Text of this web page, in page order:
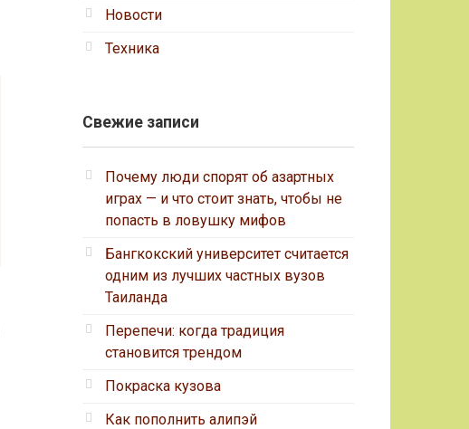
Новости
Техника
Свежие записи
Почему люди спорят об азартных
играх — и что стоит знать, чтобы не
попасть в ловушку мифов
Бангкокский университет считается
одним из лучших частных вузов
Таиланда
Перепечи: когда традиция
становится трендом
Покраска кузова
Как пополнить алипэй